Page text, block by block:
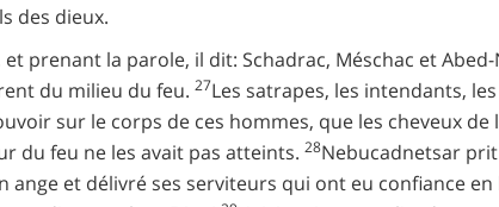
des dieux.
prenant la parole, il dit: Schadrac, Méschac et
du milieu du feu. 27Les satrapes, les intendants,
sur le corps de ces hommes, que les cheveux
du feu ne les avait pas atteints. 28Nebucadnetsar
ange et délivré ses serviteurs qui ont eu confiance